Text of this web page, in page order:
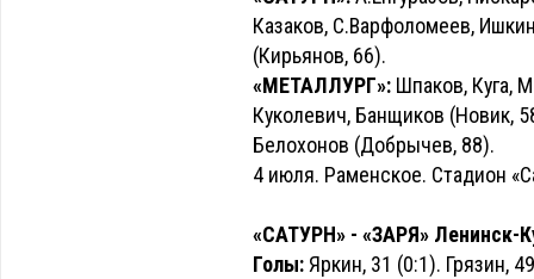
Казаков, С.Варфоломеев,
(Кирьянов, 66).
«МЕТАЛЛУРГ»: Шпаков, Куга,
Куколевич, Банщиков (Новик,
Белохонов (Добрычев, 88).
4 июля. Раменское. Стадион
«САТУРН» - «ЗАРЯ» Ленинск-
Голы: Яркин, 31 (0:1). Грязин,